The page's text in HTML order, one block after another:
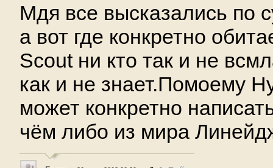
Мдя все высказались по
а вот где конкретно
Scout ни кто так и не
как и не знает.Помоему
может конкретно
чём либо из мира